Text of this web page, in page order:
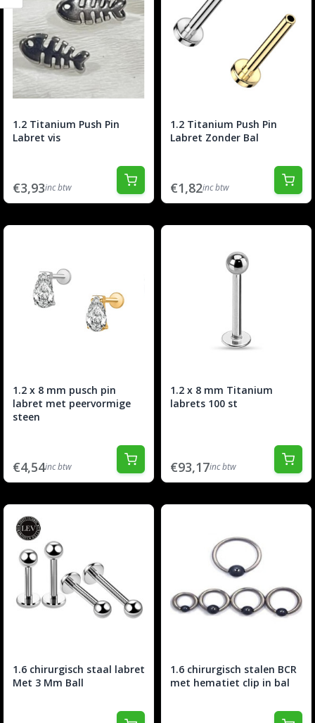
1.2 Titanium Push Pin
Labret vis
€3,93inc btw
1.2 Titanium Push Pin
Labret Zonder Bal
€1,82inc btw
1.2 x 8 mm pusch pin
labret met peervormige
steen
€4,54inc btw
1.2 x 8 mm Titanium
labrets 100 st
€93,17inc btw
1.6 chirurgisch staal labret
Met 3 Mm Ball
1.6 chirurgisch stalen BCR
met hematiet clip in bal